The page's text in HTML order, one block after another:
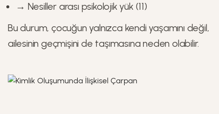
→ Nesiller arası psikolojik yük (11)
Bu durum, çocuğun yalnızca kendi yaşamını değil,
ailesinin geçmişini de taşımasına neden olabilir.